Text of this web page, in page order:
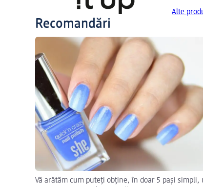
Alte
Recomandări
Vă arătăm cum puteți obține, în doar 5 pași simpli,